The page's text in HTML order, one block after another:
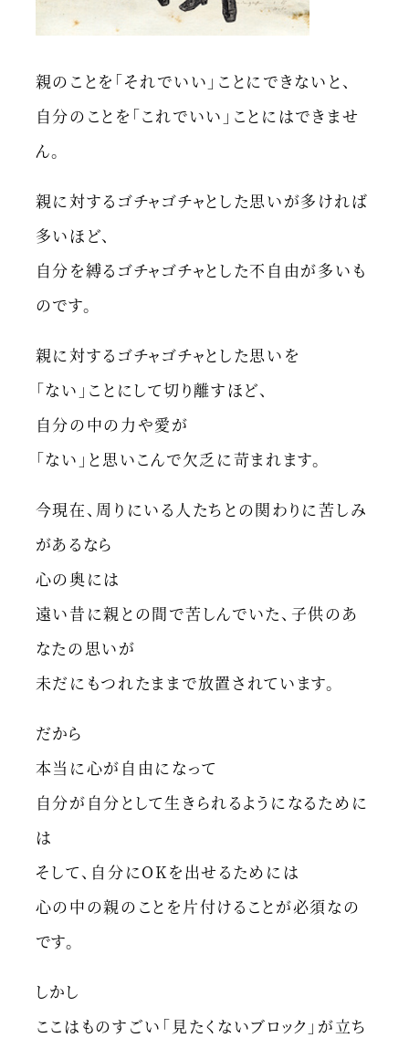
親のことを「それでいい」ことにできないと、
自分のことを「これでいい」ことにはできませ
ん。
親に対するゴチャゴチャとした思いが多ければ
多いほど、
自分を縛るゴチャゴチャとした不自由が多いも
のです。
親に対するゴチャゴチャとした思いを
「ない」ことにして切り離すほど、
自分の中の力や愛が
「ない」と思いこんで欠乏に苛まれます。
今現在、周りにいる人たちとの関わりに苦しみ
があるなら
心の奥には
遠い昔に親との間で苦しんでいた、子供のあ
なたの思いが
未だにもつれたままで放置されています。
だから
本当に心が自由になって
自分が自分として生きられるようになるために
は
そして、自分にOKを出せるためには
心の中の親のことを片付けることが必須なの
です。
しかし
ここはものすごい「見たくないブロック」が立ち